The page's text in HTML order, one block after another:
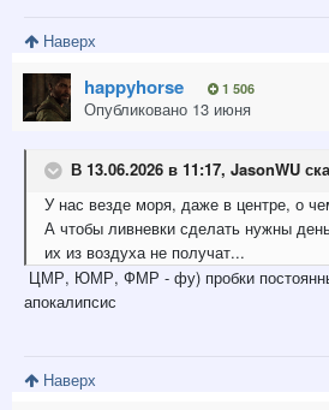
Наверх
happyhorse 1 506
Опубликовано 13 июня
В 13.06.2026 в 11:17, JasonWU
У нас везде моря, даже в центре, о
А чтобы ливневки сделать нужны
их из воздуха не получат...
ЦМР, ЮМР, ФМР - фу) пробки
апокалипсис
Наверх